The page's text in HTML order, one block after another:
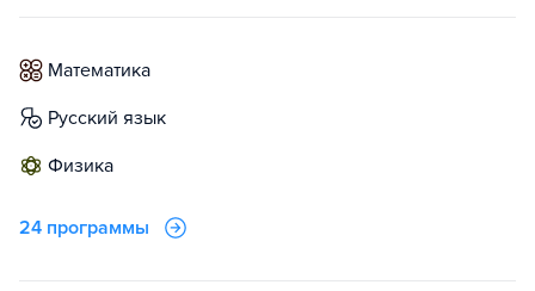
математика
русский язык
физика
24 программы